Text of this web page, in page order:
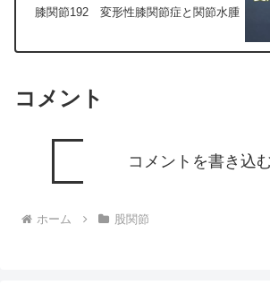
膝関節192 変形性膝関節症と関節水腫
コメント
コメントを書き込
ホーム 股関節